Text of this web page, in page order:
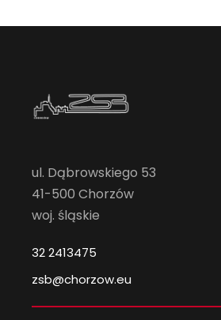
ul. Dąbrowskiego 53
41-500 Chorzów
woj. śląskie
32 2413475
zsb@chorzow.eu